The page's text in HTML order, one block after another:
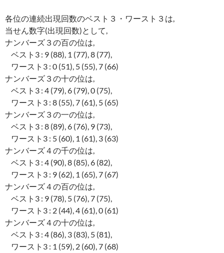
各位の連続出現回数のベスト３・ワースト３は,
当せん数字(出現回数)として,
ナンバーズ３の百の位は,
ベスト3 : 9 (88), 1 (77), 8 (77),
ワースト3 : 0 (51), 5 (55), 7 (66)
ナンバーズ３の十の位は,
ベスト3 : 4 (79), 6 (79), 0 (75),
ワースト3 : 8 (55), 7 (61), 5 (65)
ナンバーズ３の一の位は,
ベスト3 : 8 (89), 6 (76), 9 (73),
ワースト3 : 5 (60), 1 (61), 3 (63)
ナンバーズ４の千の位は,
ベスト3 : 4 (90), 8 (85), 6 (82),
ワースト3 : 9 (62), 1 (65), 7 (67)
ナンバーズ４の百の位は,
ベスト3 : 9 (78), 5 (76), 7 (75),
ワースト3 : 2 (44), 4 (61), 0 (61)
ナンバーズ４の十の位は,
ベスト3 : 4 (86), 3 (83), 5 (81),
ワースト3 : 1 (59), 2 (60), 7 (68)